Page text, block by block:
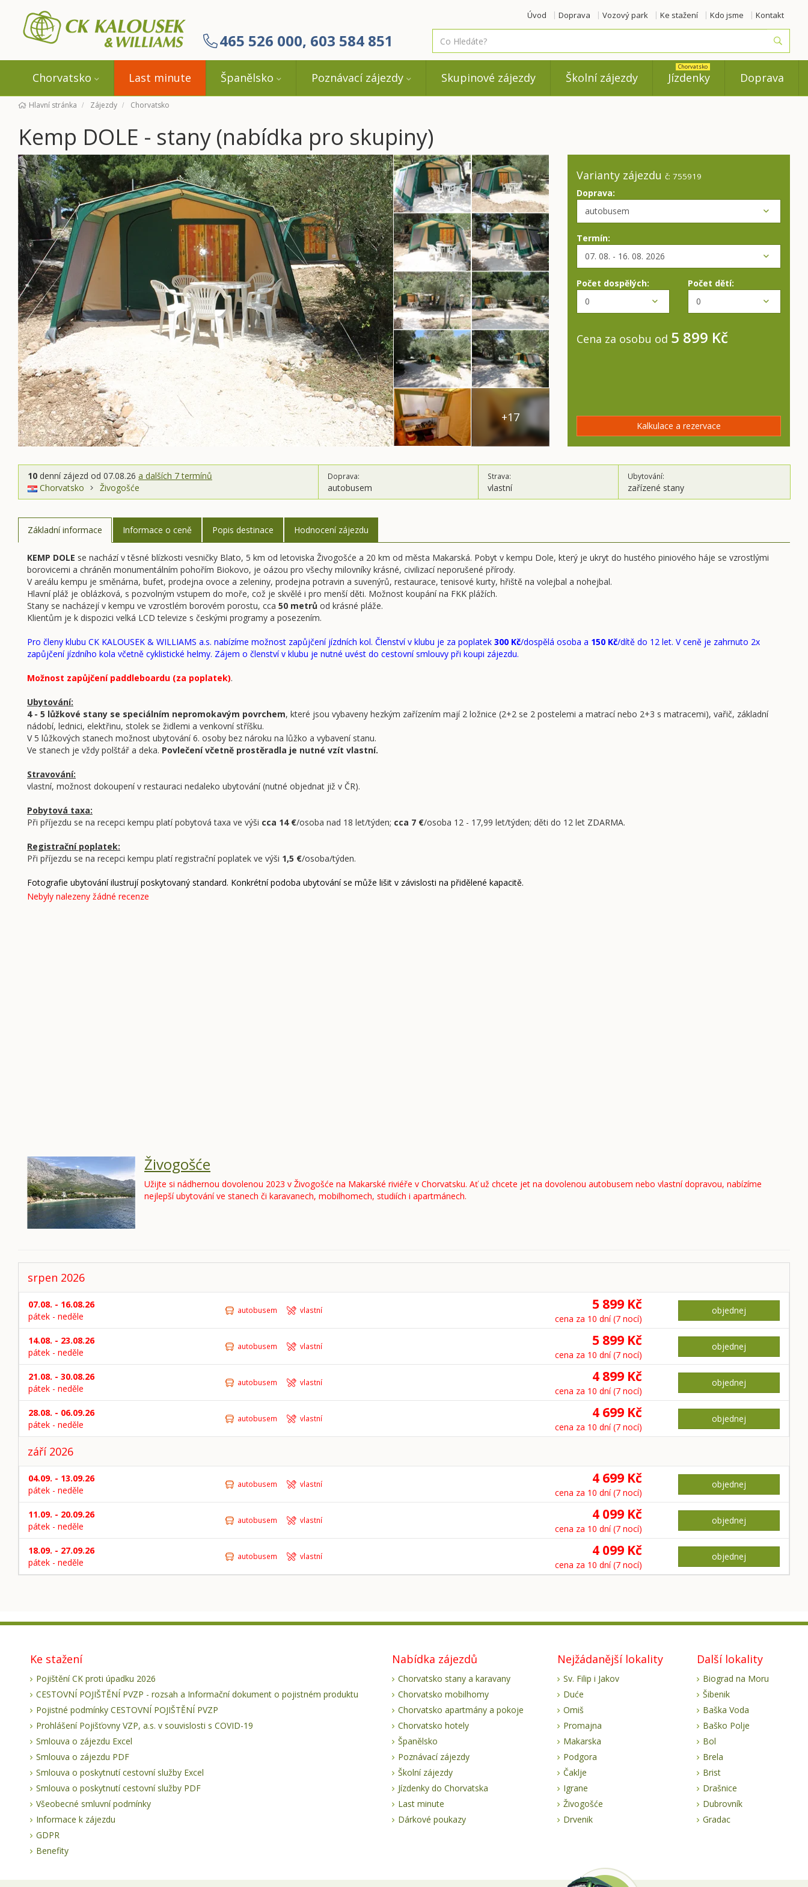
Úvod Doprava Vozový park Ke stažení Kdo jsme Kontakt
465 526 000, 603 584 851
hledáte
Chorvatsko Last minute Španělsko Poznávací zájezdy Skupinové zájezdy Školní zájezdy Jízdenky
Chorvatsko
Doprava
Hlavní stránka Zájezdy Chorvatsko
Kemp DOLE - stany (nabídka pro skupiny)
Varianty zájezdu č: 755919
Doprava:
Termín:
Počet dospělých: Počet dětí:
Cena za osobu od 5 899 Kč
Kalkulace a rezervace
+17
10 denní zájezd od 07.08.26 a dalších 7 termínů
Chorvatsko
Živogošće
Doprava:
autobusem
Strava:
vlastní
Ubytování:
zařízené stany
Základní informace Informace o ceně Popis destinace Hodnocení zájezdu
KEMP DOLE se nachází v těsné blízkosti vesničky Blato, 5 km od letoviska Živogošće a 20 km od města Makarská. Pobyt v kempu Dole, který je ukryt do hustého piniového háje se vzrostlými
borovicemi a chráněn monumentálním pohořím Biokovo, je oázou pro všechy milovníky krásné, civilizací neporušené přírody.
V areálu kempu je směnárna, bufet, prodejna ovoce a zeleniny, prodejna potravin a suvenýrů, restaurace, tenisové kurty, hřiště na volejbal a nohejbal.
Hlavní pláž je oblázková, s pozvolným vstupem do moře, což je skvělé i pro menší děti. Možnost koupání na FKK plážích.
Stany se nacházejí v kempu ve vzrostlém borovém porostu, cca 50 metrů od krásné pláže.
Klientům je k dispozici velká LCD televize s českými programy a posezením.
Pro členy klubu CK KALOUSEK & WILLIAMS a.s. nabízíme možnost zapůjčení jízdních kol. Členství v klubu je za poplatek 300 Kč/dospělá osoba a 150 Kč/dítě do 12 let. V ceně je zahrnuto 2x
zapůjčení jízdního kola včetně cyklistické helmy. Zájem o členství v klubu je nutné uvést do cestovní smlouvy při koupi zájezdu.
Možnost zapůjčení paddleboardu (za poplatek).
Ubytování:
4 - 5 lůžkové stany se speciálním nepromokavým povrchem, které jsou vybaveny hezkým zařízením mají 2 ložnice (2+2 se 2 postelemi a matrací nebo 2+3 s matracemi), vařič, základní
nádobí, lednici, elektřinu, stolek se židlemi a venkovní stříšku.
V 5 lůžkových stanech možnost ubytování 6. osoby bez nároku na lůžko a vybavení stanu.
Ve stanech je vždy polštář a deka. Povlečení včetně prostěradla je nutné vzít vlastní.
Stravování:
vlastní, možnost dokoupení v restauraci nedaleko ubytování (nutné objednat již v ČR).
Pobytová taxa:
Při příjezdu se na recepci kempu platí pobytová taxa ve výši cca 14 €/osoba nad 18 let/týden; cca 7 €/osoba 12 - 17,99 let/týden; děti do 12 let ZDARMA.
Registrační poplatek:
Při příjezdu se na recepci kempu platí registrační poplatek ve výši 1,5 €/osoba/týden.
Fotografie ubytování ilustrují poskytovaný standard. Konkrétní podoba ubytování se může lišit v závislosti na přidělené kapacitě.
Nebyly nalezeny žádné recenze
Živogošće
Užijte si nádhernou dovolenou 2023 v Živogošće na Makarské riviéře v Chorvatsku. Ať už chcete jet na dovolenou autobusem nebo vlastní dopravou, nabízíme
nejlepší ubytování ve stanech či karavanech, mobilhomech, studiích i apartmánech.
srpen 2026
07.08. - 16.08.26
pátek - neděle
autobusem vlastní 5 899 Kč
cena za 10 dní (7 nocí)
objednej
14.08. - 23.08.26
pátek - neděle
autobusem vlastní 5 899 Kč
cena za 10 dní (7 nocí)
objednej
21.08. - 30.08.26
pátek - neděle
autobusem vlastní 4 899 Kč
cena za 10 dní (7 nocí)
objednej
28.08. - 06.09.26
pátek - neděle
autobusem vlastní 4 699 Kč
cena za 10 dní (7 nocí)
objednej
září 2026
04.09. - 13.09.26
pátek - neděle
autobusem vlastní 4 699 Kč
cena za 10 dní (7 nocí)
objednej
11.09. - 20.09.26
pátek - neděle
autobusem vlastní 4 099 Kč
cena za 10 dní (7 nocí)
objednej
18.09. - 27.09.26
pátek - neděle
autobusem vlastní 4 099 Kč
cena za 10 dní (7 nocí)
objednej
Ke stažení
Pojištění CK proti úpadku 2026
CESTOVNÍ POJIŠTĚNÍ PVZP - rozsah a Informační dokument o pojistném produktu
Pojistné podmínky CESTOVNÍ POJIŠTĚNÍ PVZP
Prohlášení Pojišťovny VZP, a.s. v souvislosti s COVID-19
Smlouva o zájezdu Excel
Smlouva o zájezdu PDF
Smlouva o poskytnutí cestovní služby Excel
Smlouva o poskytnutí cestovní služby PDF
Všeobecné smluvní podmínky
Informace k zájezdu
GDPR
Benefity
Nabídka zájezdů
Chorvatsko stany a karavany
Chorvatsko mobilhomy
Chorvatsko apartmány a pokoje
Chorvatsko hotely
Španělsko
Poznávací zájezdy
Školní zájezdy
Jízdenky do Chorvatska
Last minute
Dárkové poukazy
Nejžádanější lokality
Sv. Filip i Jakov
Duće
Omiš
Promajna
Makarska
Podgora
Čaklje
Igrane
Živogošće
Drvenik
Další lokality
Biograd na Moru
Šibenik
Baška Voda
Baško Polje
Bol
Brela
Brist
Drašnice
Dubrovník
Gradac